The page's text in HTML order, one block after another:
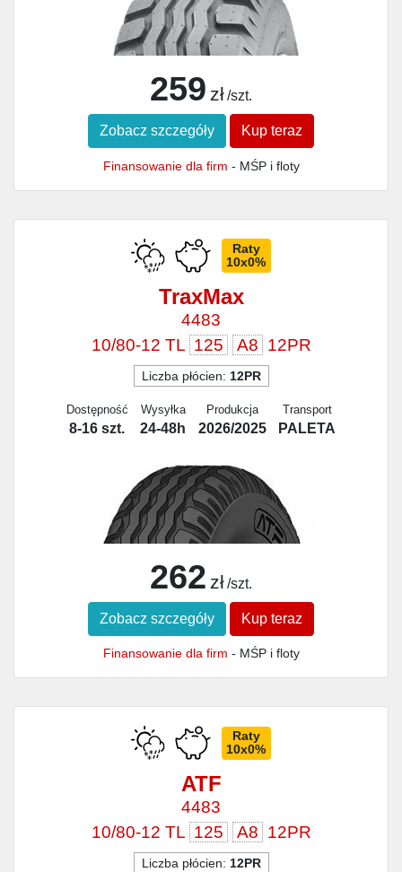
259 zł /szt.
Zobacz szczegóły Kup teraz
Finansowanie dla firm - MŚP i floty
Raty
10x0%
TraxMax
4483
10/80-12 TL 125 A8 12PR
Liczba płócien: 12PR
Dostępność
8-16 szt.
Wysyłka
24-48h
Produkcja
2026/2025
Transport
PALETA
262 zł /szt.
Zobacz szczegóły Kup teraz
Finansowanie dla firm - MŚP i floty
Raty
10x0%
ATF
4483
10/80-12 TL 125 A8 12PR
Liczba płócien: 12PR